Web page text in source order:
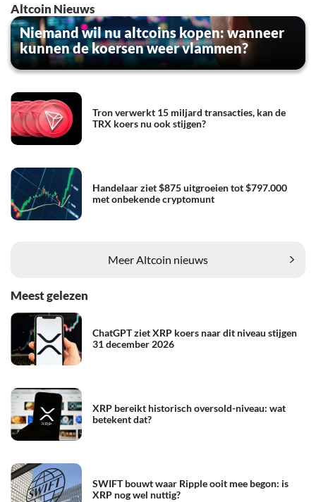
Altcoin Nieuws
Niemand wil nu altcoins kopen: wanneer
kunnen de koersen weer vlammen?
Tron verwerkt 15 miljard transacties, kan de
TRX koers nu ook stijgen?
Handelaar ziet $875 uitgroeien tot $797.000
met onbekende cryptomunt
Meer Altcoin nieuws
Meest gelezen
ChatGPT ziet XRP koers naar dit niveau stijgen
31 december 2026
XRP bereikt historisch oversold-niveau: wat
betekent dat?
SWIFT bouwt waar Ripple ooit mee begon: is
XRP nog wel nuttig?